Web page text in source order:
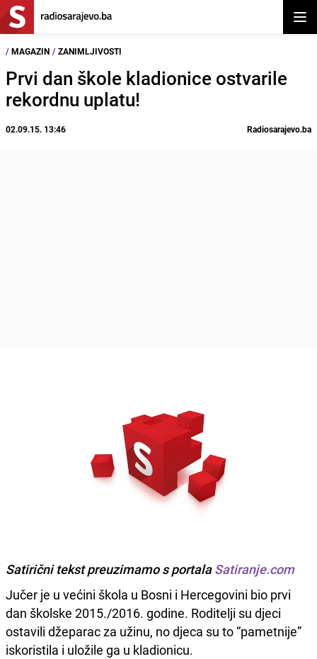
/ MAGAZIN / ZANIMLJIVOSTI
Prvi dan škole kladionice ostvarile
rekordnu uplatu!
02.09.15. 13:46 Radiosarajevo.ba
Satirični tekst preuzimamo s portalaSatiranje.com
Jučer je u većini škola u Bosni i Hercegovini bio prvi
dan školske 2015./2016. godine. Roditelji su djeci
ostavili džeparac za užinu, no djeca su to “pametnije”
iskoristila i uložile ga u kladionicu.